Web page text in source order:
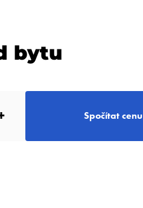
bytu
Spočítat cenu